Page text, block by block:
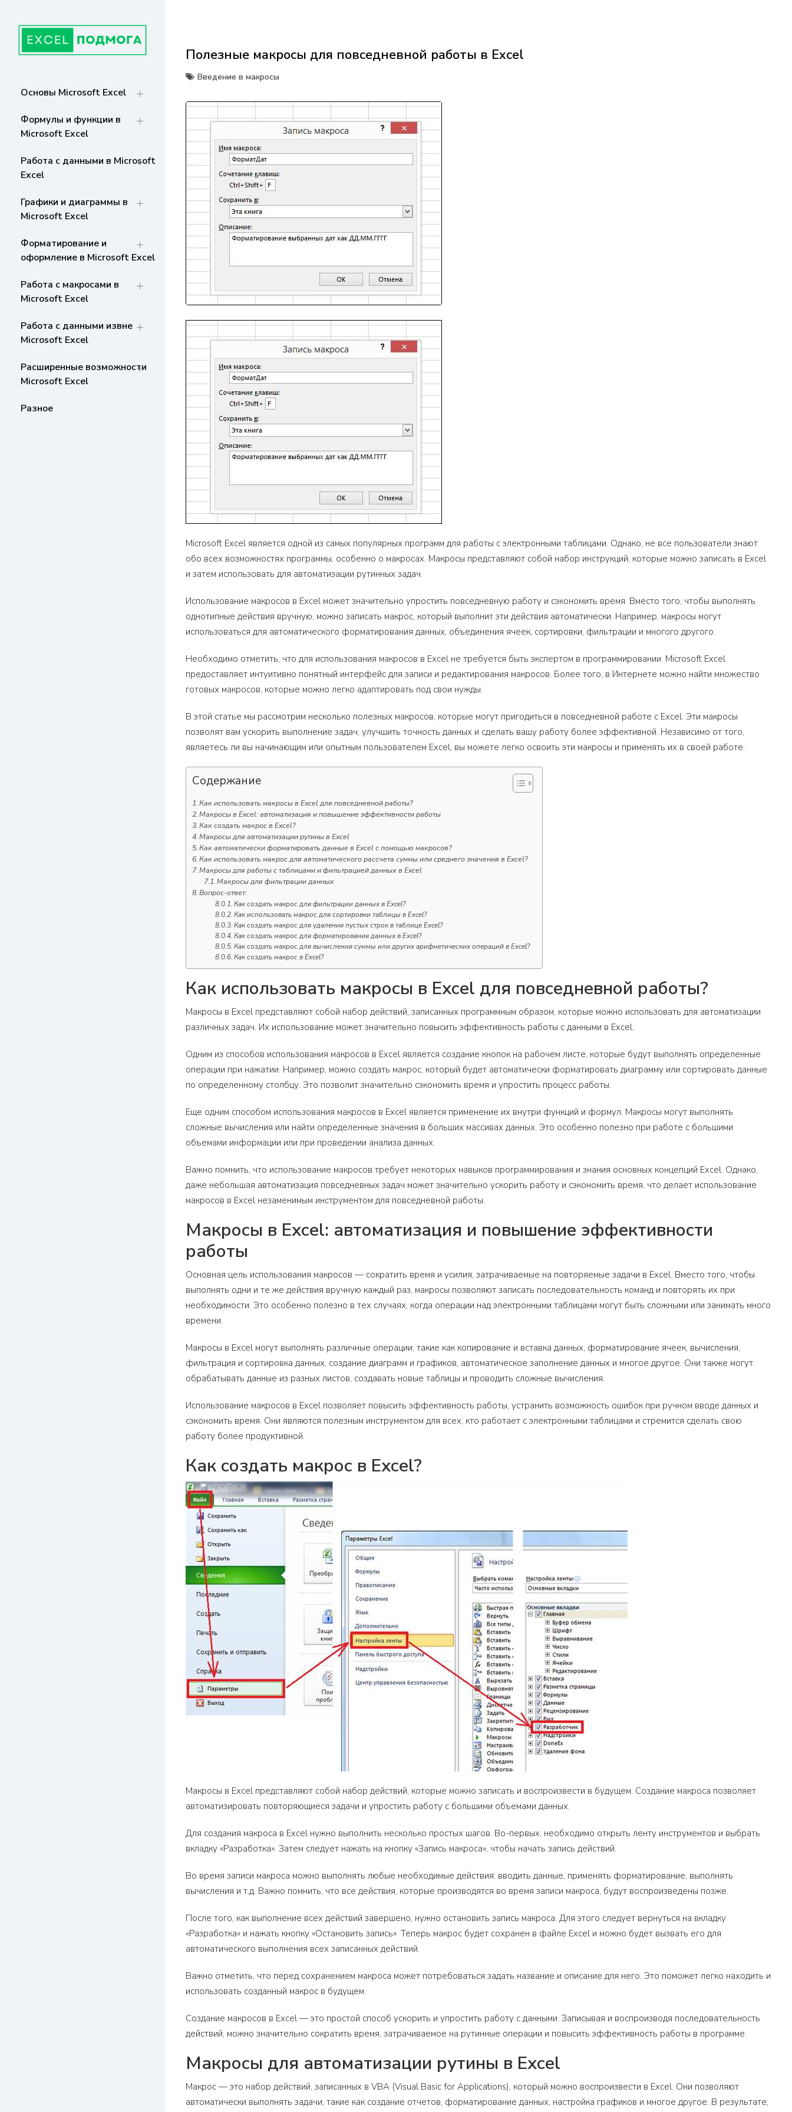
содержанию
СТРАНИЦА
путь к экспертности!
Основы Microsoft Excel
Формулы и функции в
Microsoft Excel
Работа с данными в Microsoft
Excel
Графики и диаграммы в
Microsoft Excel
Форматирование и
оформление в Microsoft Excel
Работа с макросами в
Microsoft Excel
Работа с данными извне
Microsoft Excel
Расширенные возможности
Microsoft Excel
Разное
Полезные макросы для повседневной работы в Excel
Введение в макросы
Microsoft Excel является одной из самых популярных программ для работы с электронными таблицами. Однако, не все пользователи знают
обо всех возможностях программы, особенно о макросах. Макросы представляют собой набор инструкций, которые можно записать в Excel
и затем использовать для автоматизации рутинных задач.
Использование макросов в Excel может значительно упростить повседневную работу и сэкономить время. Вместо того, чтобы выполнять
однотипные действия вручную, можно записать макрос, который выполнит эти действия автоматически. Например, макросы могут
использоваться для автоматического форматирования данных, объединения ячеек, сортировки, фильтрации и многого другого.
Необходимо отметить, что для использования макросов в Excel не требуется быть экспертом в программировании. Microsoft Excel
предоставляет интуитивно понятный интерфейс для записи и редактирования макросов. Более того, в Интернете можно найти множество
готовых макросов, которые можно легко адаптировать под свои нужды.
В этой статье мы рассмотрим несколько полезных макросов, которые могут пригодиться в повседневной работе с Excel. Эти макросы
позволят вам ускорить выполнение задач, улучшить точность данных и сделать вашу работу более эффективной. Независимо от того,
являетесь ли вы начинающим или опытным пользователем Excel, вы можете легко освоить эти макросы и применять их в своей работе.
Содержание
Как использовать макросы в Excel для повседневной работы?
Макросы в Excel: автоматизация и повышение эффективности работы
Как создать макрос в Excel?
Макросы для автоматизации рутины в Excel
Как автоматически форматировать данные в Excel с помощью макросов?
Как использовать макрос для автоматического рассчета суммы или среднего значения в Excel?
Макросы для работы с таблицами и фильтрацией данных в Excel
Макросы для фильтрации данных
Вопрос-ответ:
Как создать макрос для фильтрации данных в Excel?
Как использовать макрос для сортировки таблицы в Excel?
Как создать макрос для удаления пустых строк в таблице Excel?
Как создать макрос для форматирования данных в Excel?
Как создать макрос для вычисления суммы или других арифметических операций в Excel?
Как создать макрос в Excel?
Как использовать макросы в Excel для повседневной работы?
Макросы в Excel представляют собой набор действий, записанных программным образом, которые можно использовать для автоматизации
различных задач. Их использование может значительно повысить эффективность работы с данными в Excel.
Одним из способов использования макросов в Excel является создание кнопок на рабочем листе, которые будут выполнять определенные
операции при нажатии. Например, можно создать макрос, который будет автоматически форматировать диаграмму или сортировать данные
по определенному столбцу. Это позволит значительно сэкономить время и упростить процесс работы.
Еще одним способом использования макросов в Excel является применение их внутри функций и формул. Макросы могут выполнять
сложные вычисления или найти определенные значения в больших массивах данных. Это особенно полезно при работе с большими
объемами информации или при проведении анализа данных.
Важно помнить, что использование макросов требует некоторых навыков программирования и знания основных концепций Excel. Однако,
даже небольшая автоматизация повседневных задач может значительно ускорить работу и сэкономить время, что делает использование
макросов в Excel незаменимым инструментом для повседневной работы.
Макросы в Excel: автоматизация и повышение эффективности
работы
Основная цель использования макросов — сократить время и усилия, затрачиваемые на повторяемые задачи в Excel. Вместо того, чтобы
выполнять одни и те же действия вручную каждый раз, макросы позволяют записать последовательность команд и повторять их при
необходимости. Это особенно полезно в тех случаях, когда операции над электронными таблицами могут быть сложными или занимать много
времени.
Макросы в Excel могут выполнять различные операции, такие как копирование и вставка данных, форматирование ячеек, вычисления,
фильтрация и сортировка данных, создание диаграмм и графиков, автоматическое заполнение данных и многое другое. Они также могут
обрабатывать данные из разных листов, создавать новые таблицы и проводить сложные вычисления.
Использование макросов в Excel позволяет повысить эффективность работы, устранить возможность ошибок при ручном вводе данных и
сэкономить время. Они являются полезным инструментом для всех, кто работает с электронными таблицами и стремится сделать свою
работу более продуктивной.
Как создать макрос в Excel?
Макросы в Excel представляют собой набор действий, которые можно записать и воспроизвести в будущем. Создание макроса позволяет
автоматизировать повторяющиеся задачи и упростить работу с большими объемами данных.
Для создания макроса в Excel нужно выполнить несколько простых шагов. Во-первых, необходимо открыть ленту инструментов и выбрать
вкладку «Разработка». Затем следует нажать на кнопку «Запись макроса», чтобы начать запись действий.
Во время записи макроса можно выполнять любые необходимые действия: вводить данные, применять форматирование, выполнять
вычисления и т.д. Важно помнить, что все действия, которые производятся во время записи макроса, будут воспроизведены позже.
После того, как выполнение всех действий завершено, нужно остановить запись макроса. Для этого следует вернуться на вкладку
«Разработка» и нажать кнопку «Остановить запись». Теперь макрос будет сохранен в файле Excel и можно будет вызвать его для
автоматического выполнения всех записанных действий.
Важно отметить, что перед сохранением макроса может потребоваться задать название и описание для него. Это поможет легко находить и
использовать созданный макрос в будущем.
Создание макросов в Excel — это простой способ ускорить и упростить работу с данными. Записывая и воспроизводя последовательность
действий, можно значительно сократить время, затрачиваемое на рутинные операции и повысить эффективность работы в программе.
Макросы для автоматизации рутины в Excel
Макрос — это набор действий, записанных в VBA (Visual Basic for Applications), который можно воспроизвести в Excel. Они позволяют
автоматически выполнять задачи, такие как создание отчетов, форматирование данных, настройка графиков и многое другое. В результате,